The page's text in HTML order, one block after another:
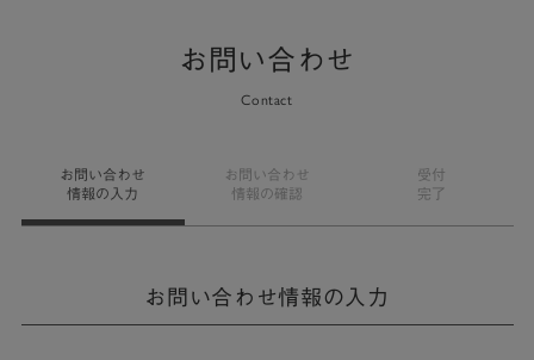
お問い合わせ
Contact
お問い合わせ
情報の入力
お問い合わせ
情報の確認
受付
完了
お問い合わせ情報の入力